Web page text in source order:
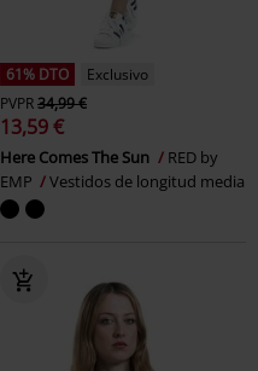
61% DTO
Exclusivo
PVPR34,99 €
13,59 €
Here Comes The Sun
RED by
EMP
Vestidos de longitud media